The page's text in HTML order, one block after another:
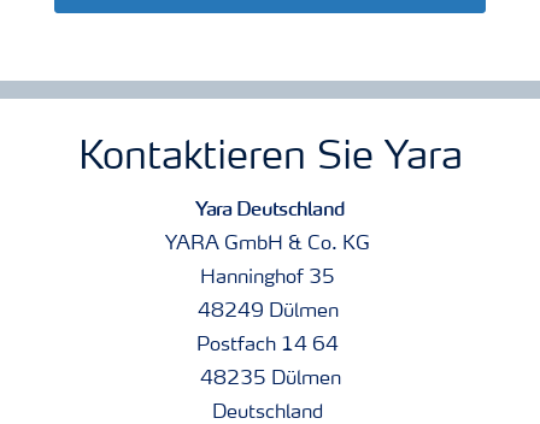
Kontaktieren Sie Yara
Yara Deutschland
YARA GmbH & Co. KG
Hanninghof 35
48249 Dülmen
Postfach 14 64
48235 Dülmen
Deutschland